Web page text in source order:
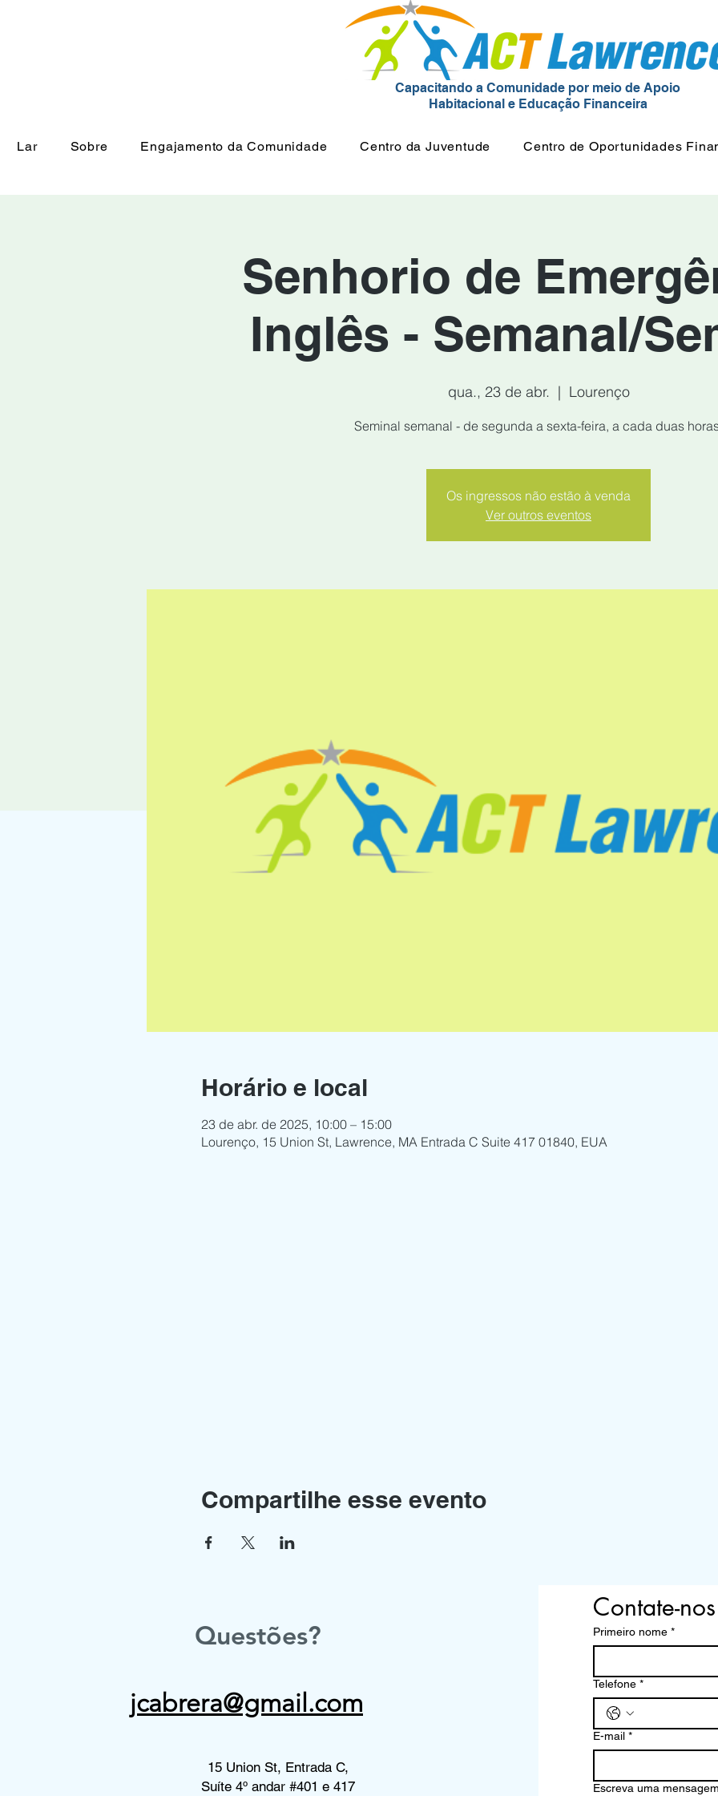
Capacitando a Comunidade por meio de Apoio
Habitacional e Educação Financeira
Lar Sobre Engajamento da Comunidade Centro da Juventude Centro de Oportunidades
Senhorio de
Inglês - Semanal/
qua., 23 de abr.
  |
Lourenço
Seminal semanal - de segunda a sexta-feira, a cada duas
Os ingressos não estão à venda
Ver outros eventos
Horário e local
23 de abr. de 2025, 10:00 – 15:00
Lourenço, 15 Union St, Lawrence, MA Entrada C Suite 417 01840, EUA
Compartilhe esse evento
Questões?
jcabrera@gmail.com
15 Union St, Entrada C,
Suíte 4º andar #401 e 417
Contate-nos
Primeiro nome *
Telefone *
E-mail *
Escreva uma